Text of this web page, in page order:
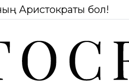
Аристократы бол!